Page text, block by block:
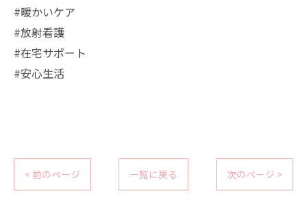
#暖かいケア
#放射看護
#在宅サポート
#安心生活
< 前のページ 一覧に戻る 次のページ >